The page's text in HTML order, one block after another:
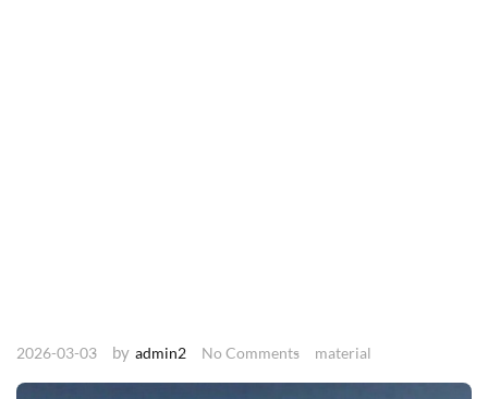
2026-03-03 by admin2 No Comments material